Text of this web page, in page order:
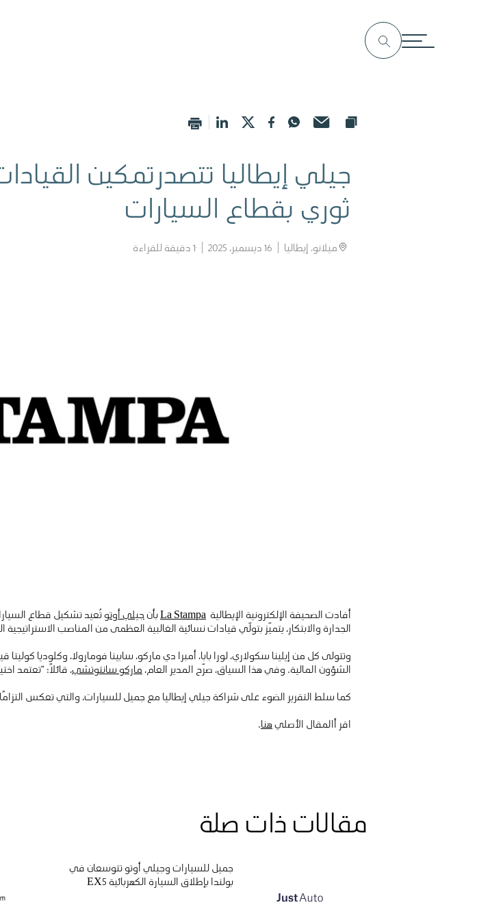
جيلي إيطاليا تتصدرتمكين
ثوري بقطاع السيارات
ميلانو، إيطاليا 16 ديسمبر، 2025 1دقيقة للقراءة
أفادت الصحيفة الإلكترونية الإيطالية La Stampaبأن جيلي أوتوتُعيد تشكيل قطاع
الجدارة والابتكار، يتميّز بتولّي قيادات نسائية الغالبية العظمى من المناصب الاستراتيجية
وتتولى كل من إيلينا سكولاري، لورا بابا، أمبرا دي ماركو، سابينا فومارولا، وكلوديا
الشؤون المالية. وفي هذا السياق، صرّح المدير العام، ماركو سانتوتشي، قائلًا: “تعتمد
كما سلط التقرير الضوء على شراكة جيلي إيطاليا مع جميل للسيارات، والتي تعكس
اقر أالمقال الأصليهنا.
مقالات ذات صلة
جميل للسيارات وجيلي أوتو تتوسعان في
بولندا بإطلاق السيارة الكهربائية EX5